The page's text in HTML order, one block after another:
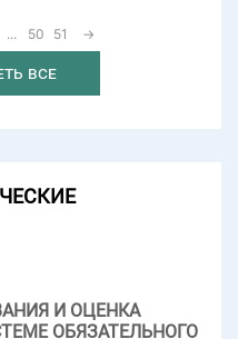
... 50 51 →
все
И ОЦЕНКА
ОБЯЗАТЕЛЬНОГО